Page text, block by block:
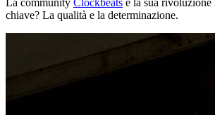
La community Clockbeats e la sua
chiave? La qualità e la determinazione.